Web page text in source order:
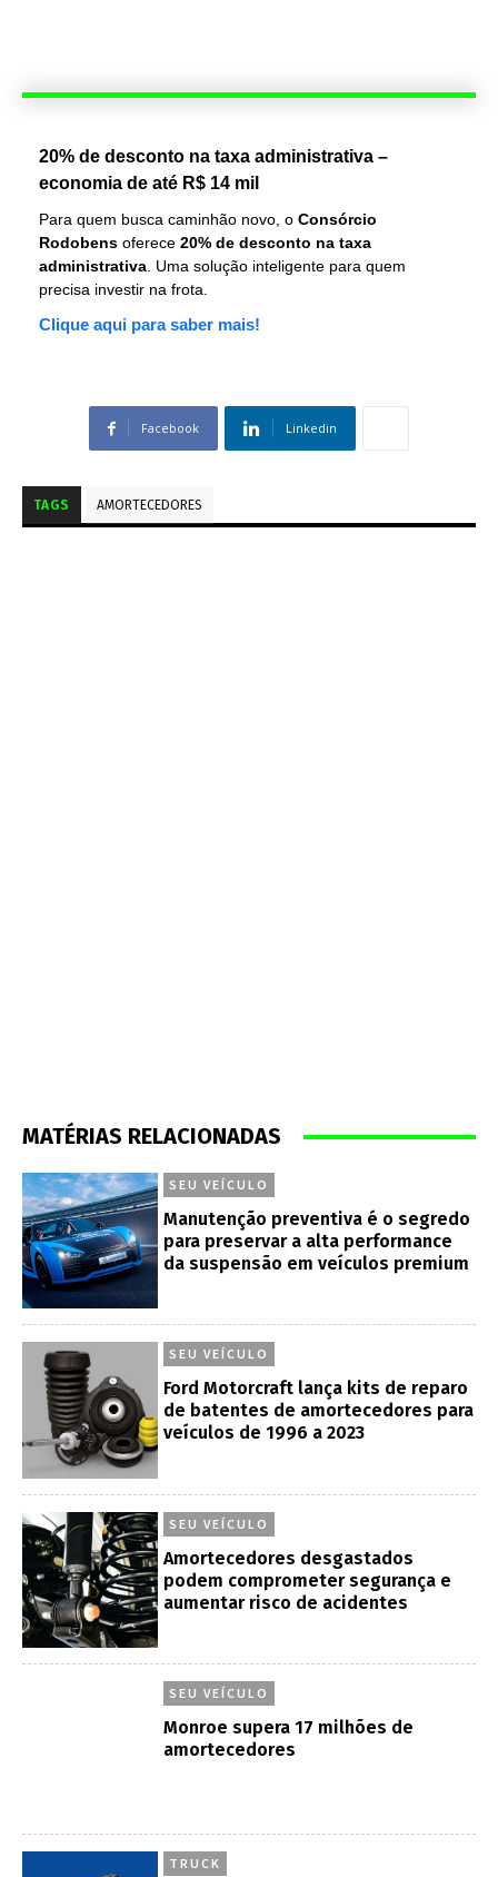
20% de desconto na taxa administrativa –
economia de até R$ 14 mil
Para quem busca caminhão novo, o Consórcio
Rodobens oferece 20% de desconto na taxa
administrativa . Uma solução inteligente para quem
precisa investir na frota.
Clique aqui para saber mais!
Facebook Linkedin
TAGS AMORTECEDORES
MATÉRIAS RELACIONADAS
SEU VEÍCULO
Manutenção preventiva é o segredo
para preservar a alta performance
da suspensão em veículos premium
SEU VEÍCULO
Ford Motorcraft lança kits de reparo
de batentes de amortecedores para
veículos de 1996 a 2023
SEU VEÍCULO
Amortecedores desgastados
podem comprometer segurança e
aumentar risco de acidentes
SEU VEÍCULO
Monroe supera 17 milhões de
amortecedores
TRUCK